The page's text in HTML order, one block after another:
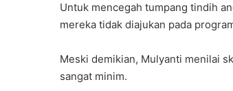
Untuk mencegah tumpang tindih
mereka tidak diajukan pada
Meski demikian, Mulyanti menilai
sangat minim.